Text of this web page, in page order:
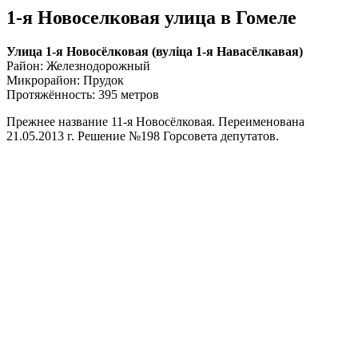
1-я Новоселковая улица в Гомеле
Улица 1-я Новосёлковая (вулiца 1-я Навасёлкавая)
Район: Железнодорожный
Микрорайон: Прудок
Протяжённость: 395 метров
Прежнее название 11-я Новосёлковая. Переименована
21.05.2013 г. Решение №198 Горсовета депутатов.